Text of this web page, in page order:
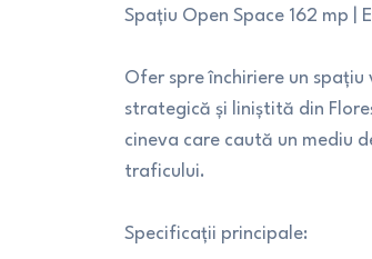
Spațiu Open Space 162 mp |
Ofer spre închiriere un
strategică și liniștită din
cineva care caută un mediu
traficului.
Specificații principale: